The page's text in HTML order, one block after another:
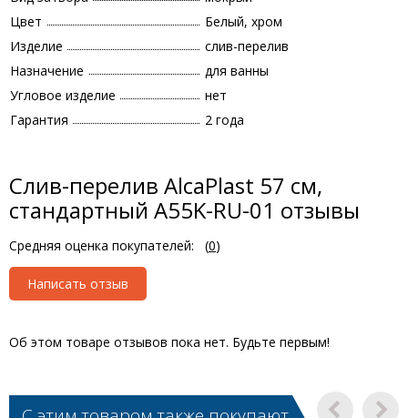
Цвет
Белый, хром
Изделие
слив-перелив
Назначение
для ванны
Угловое изделие
нет
Гарантия
2 года
Слив-перелив AlcaPlast 57 см,
стандартный A55K-RU-01 отзывы
Средняя оценка покупателей: (0)
Написать отзыв
Об этом товаре отзывов пока нет. Будьте первым!